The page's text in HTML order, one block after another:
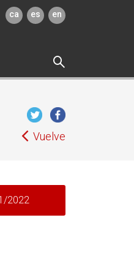
ca es en
Vuelve
2022